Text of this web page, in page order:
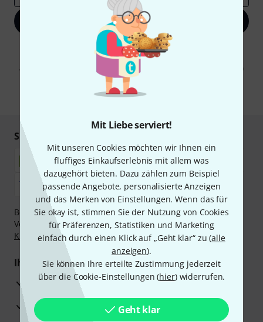
Mit Liebe serviert!
Mit unseren Cookies möchten wir Ihnen ein
fluffiges Einkaufserlebnis mit allem was
dazugehört bieten. Dazu zählen zum Beispiel
passende Angebote, personalisierte Anzeigen
und das Merken von Einstellungen. Wenn das für
Sie okay ist, stimmen Sie der Nutzung von Cookies
für Präferenzen, Statistiken und Marketing
einfach durch einen Klick auf „Geht klar“ zu (alle
anzeigen).
Sie können Ihre erteilte Zustimmung jederzeit
über die Cookie-Einstellungen (hier) widerrufen.
Geht klar
Jetzt anmelden
Mit Klick auf „Jetzt anmelden“ stimmen Sie dem Erhalt von E-Mail-
Werbung und einer Messung des E-Mail-Nutzungsverhaltens zu. Die
Abmeldung ist jederzeit möglich. Weitere Informationen finden Sie in
unserenDatenschutzhinweisen
* Pflichtfeld
Sicher einkaufen & bezahlen
Bezahlen Sie vertraulich und sicher per Nachnahme,
Vorkasse, PayPal, Amazon Pay,Klarna Sofort bezahlen
Klarna Ratenzahlungoder Kreditkarte.
Ihre Vorteile
3 Jahre Thomann Garantie
30 Tage Money-Back-Garantie